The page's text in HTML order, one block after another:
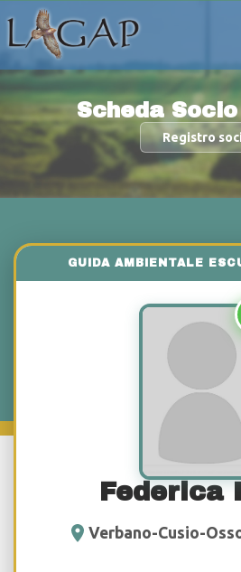
Scheda
Registro soci
Federica
Verbano-Cusio-